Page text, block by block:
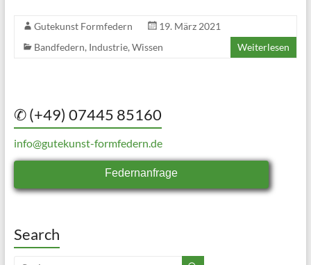
Gutekunst Formfedern
19. März 2021
Bandfedern, Industrie, Wissen Weiterlesen
✆ (+49) 07445 85160
info@gutekunst-formfedern.de
Federnanfrage
Search